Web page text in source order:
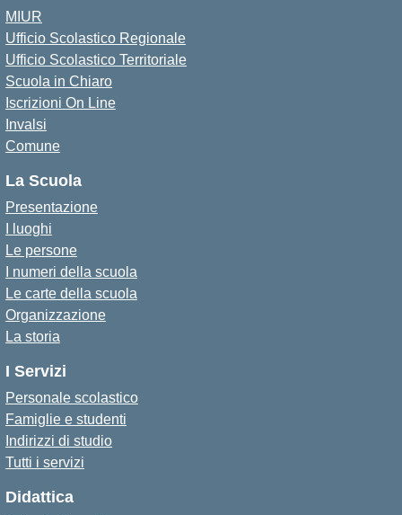
MIUR
Ufficio Scolastico Regionale
Ufficio Scolastico Territoriale
Scuola in Chiaro
Iscrizioni On Line
Invalsi
Comune
La Scuola
Presentazione
I luoghi
Le persone
I numeri della scuola
Le carte della scuola
Organizzazione
La storia
I Servizi
Personale scolastico
Famiglie e studenti
Indirizzi di studio
Tutti i servizi
Didattica